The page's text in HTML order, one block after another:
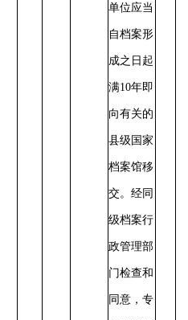
单位应当
自档案形
成之日起
满10年即
向有关的
县级国家
档案馆移
交。经同
级档案行
政管理部
门检查和
同意，专